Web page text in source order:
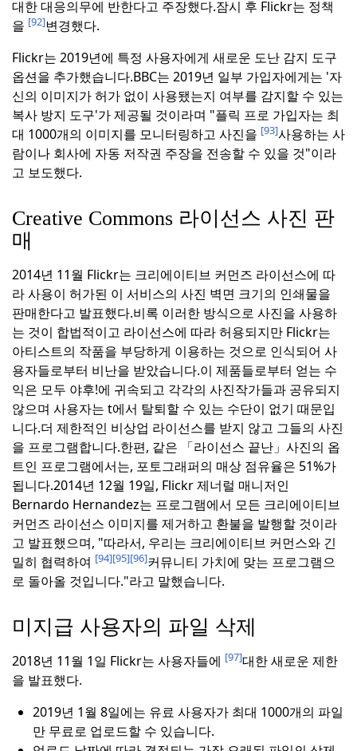
대한 대응의무에 반한다고 주장했다.잠시 후 Flickr는 정책
을 [92]변경했다.
Flickr는 2019년에 특정 사용자에게 새로운 도난 감지 도구
옵션을 추가했습니다.BBC는 2019년 일부 가입자에게는 '자
신의 이미지가 허가 없이 사용됐는지 여부를 감지할 수 있는
복사 방지 도구'가 제공될 것이라며 "플릭 프로 가입자는 최
대 1000개의 이미지를 모니터링하고 사진을 [93]사용하는 사
람이나 회사에 자동 저작권 주장을 전송할 수 있을 것"이라
고 보도했다.
Creative Commons 라이선스 사진 판
매
2014년 11월 Flickr는 크리에이티브 커먼즈 라이선스에 따
라 사용이 허가된 이 서비스의 사진 벽면 크기의 인쇄물을
판매한다고 발표했다.비록 이러한 방식으로 사진을 사용하
는 것이 합법적이고 라이선스에 따라 허용되지만 Flickr는
아티스트의 작품을 부당하게 이용하는 것으로 인식되어 사
용자들로부터 비난을 받았습니다.이 제품들로부터 얻는 수
익은 모두 야후!에 귀속되고 각각의 사진작가들과 공유되지
않으며 사용자는 t에서 탈퇴할 수 있는 수단이 없기 때문입
니다.더 제한적인 비상업 라이선스를 받지 않고 그들의 사진
을 프로그램합니다.한편, 같은 「라이선스 끝난」사진의 옵
트인 프로그램에서는, 포토그래퍼의 매상 점유율은 51%가
됩니다.2014년 12월 19일, Flickr 제너럴 매니저인
Bernardo Hernandez는 프로그램에서 모든 크리에이티브
커먼즈 라이선스 이미지를 제거하고 환불을 발행할 것이라
고 발표했으며, "따라서, 우리는 크리에이티브 커먼스와 긴
밀히 협력하여 [94][95][96]커뮤니티 가치에 맞는 프로그램으
로 돌아올 것입니다."라고 말했습니다.
미지급 사용자의 파일 삭제
2018년 11월 1일 Flickr는 사용자들에 [97]대한 새로운 제한
을 발표했다.
2019년 1월 8일에는 유료 사용자가 최대 1000개의 파일
만 무료로 업로드할 수 있습니다.